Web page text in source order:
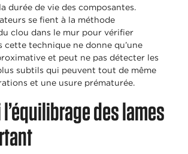
durée de vie des composantes.
se fient à la méthode
clou dans le mur pour vérifier
cette technique ne donne qu’une
et peut ne pas détecter les
subtils qui peuvent tout de même
et une usure prématurée.
des lames